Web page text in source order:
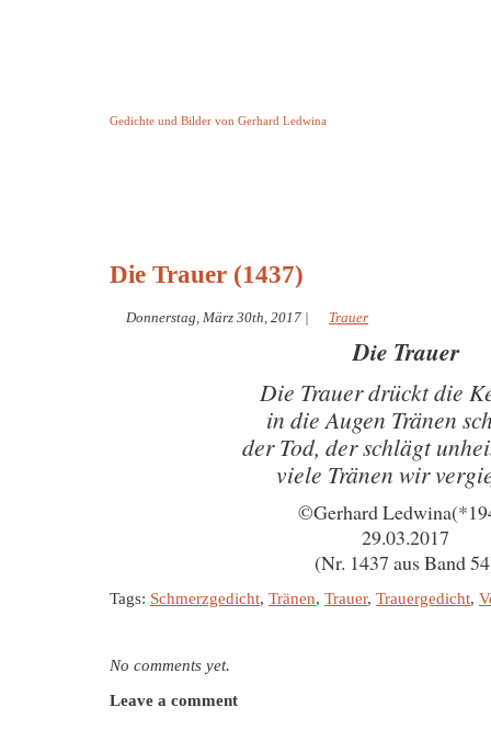
Gedichte und Bilder von Gerhard Ledwina
Die Trauer (1437)
Donnerstag, März 30th, 2017 | Trauer
Die Trauer
Die Trauer drückt die
in die Augen Tränen
der Tod, der schlägt
viele Tränen wir
©Gerhard
29.03.2017
(Nr. 1437 aus Band
Tags: Schmerzgedicht, Tränen, Trauer, Trauergedicht,
No comments yet.
Leave a comment